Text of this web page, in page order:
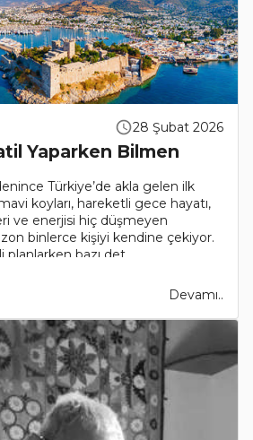
28 Şubat 2026
Yaparken Bilmen
Türkiye’de akla gelen ilk
koyları, hareketli gece hayatı,
ve enerjisi hiç düşmeyen
binlerce kişiyi kendine çekiyor.
bazı det..
Devamı..